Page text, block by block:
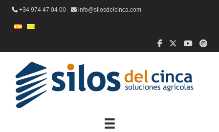
+34 974 47 04 00 - info@silosdelcinca.com